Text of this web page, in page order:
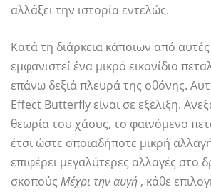
αλλάξει την ιστορία εντελώς.
Κατά τη διάρκεια κάποιων από αυτές
εμφανιστεί ένα μικρό εικονίδιο
επάνω δεξιά πλευρά της οθόνης.
Effect Butterfly είναι σε εξέλιξη.
θεωρία του χάους, το φαινόμενο
έτσι ώστε οποιαδήποτε μικρή
επιφέρει μεγαλύτερες αλλαγές στο
σκοπούς Μέχρι την αυγή , κάθε